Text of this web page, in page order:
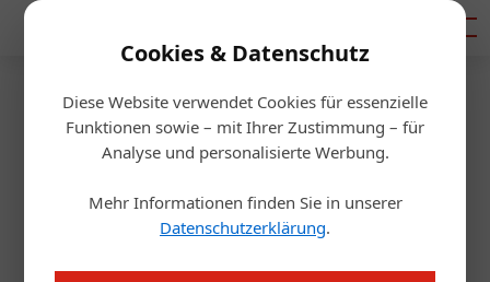
Cookies & Datenschutz
Diese Website verwendet Cookies für essenzielle
Funktionen sowie – mit Ihrer Zustimmung – für
Analyse und personalisierte Werbung.
Mehr Informationen finden Sie in unserer
Datenschutzerklärung.
Startseite/Gastro & Hotel
Sepp Schellhorn verabschiedet
sich aus der Politik